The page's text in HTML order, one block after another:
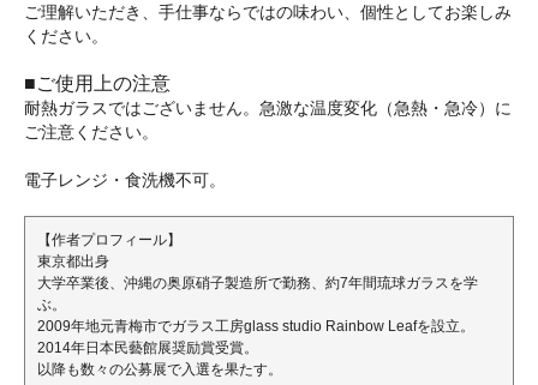
ご理解いただき、手仕事ならではの味わい、個性としてお楽しみ
ください。
■ご使用上の注意
耐熱ガラスではございません。急激な温度変化（急熱・急冷）に
ご注意ください。
電子レンジ・食洗機不可。
【作者プロフィール】
東京都出身
大学卒業後、沖縄の奥原硝子製造所で勤務、約7年間琉球ガラスを学
ぶ。
2009年地元青梅市でガラス工房glass studio Rainbow Leafを設立。
2014年日本民藝館展奨励賞受賞。
以降も数々の公募展で入選を果たす。